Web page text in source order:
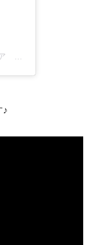
服部大起 ハイライト カラー ロングヘア ヘアカラー(@daiki_hattori)がシェアした投稿
♪